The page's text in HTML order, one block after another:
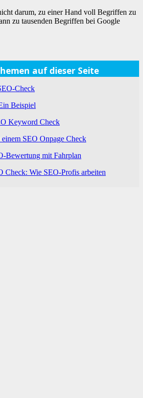
darum, zu einer Hand voll Begriffen zu
zu tausenden Begriffen bei Google
auf dieser Seite
Check
Beispiel
Keyword Check
SEO Onpage Check
Bewertung mit Fahrplan
Check: Wie SEO-Profis arbeiten